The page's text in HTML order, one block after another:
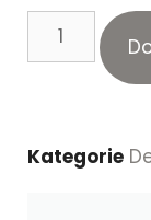
Kategorie